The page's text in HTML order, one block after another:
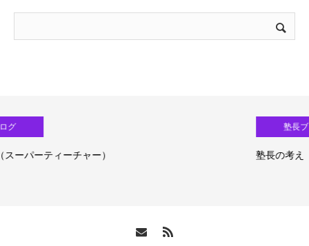
塾長の考え（生成ＡＩ活用）③